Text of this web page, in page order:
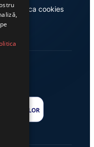
Politica cookies